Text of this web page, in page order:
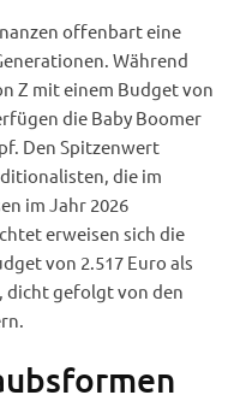
offenbart eine
Während
Z mit einem Budget von
die Baby Boomer
Den Spitzenwert
die im
im Jahr 2026
erweisen sich die
von 2.517 Euro als
gefolgt von den